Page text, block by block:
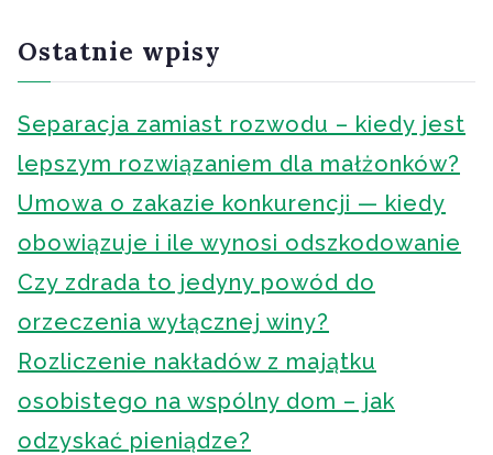
a
Ostatnie wpisy
Separacja zamiast rozwodu – kiedy jest
lepszym rozwiązaniem dla małżonków?
Umowa o zakazie konkurencji — kiedy
obowiązuje i ile wynosi odszkodowanie
Czy zdrada to jedyny powód do
orzeczenia wyłącznej winy?
Rozliczenie nakładów z majątku
osobistego na wspólny dom – jak
odzyskać pieniądze?